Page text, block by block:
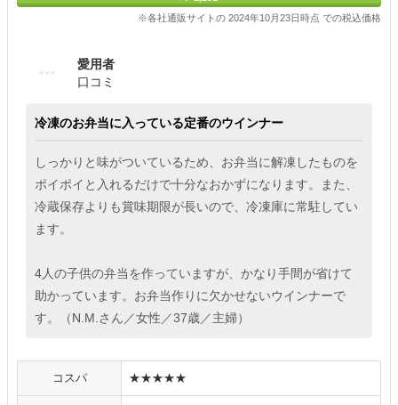
※各社通販サイトの 2024年10月23日時点 での税込価格
愛用者
口コミ
冷凍のお弁当に入っている定番のウインナー
しっかりと味がついているため、お弁当に解凍したものを
ポイポイと入れるだけで十分なおかずになります。また、
冷蔵保存よりも賞味期限が長いので、冷凍庫に常駐してい
ます。
4人の子供の弁当を作っていますが、かなり手間が省けて
助かっています。お弁当作りに欠かせないウインナーで
す。（N.M.さん／女性／37歳／主婦）
コスパ ★★★★★